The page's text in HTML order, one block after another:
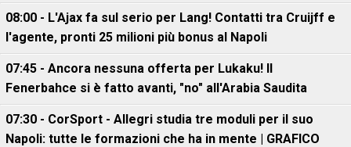
08:00 - L'Ajax fa sul serio per Lang! Contatti tra Cruijff e
l'agente, pronti 25 milioni più bonus al Napoli
07:45 - Ancora nessuna offerta per Lukaku! Il
Fenerbahce si è fatto avanti, "no" all'Arabia Saudita
07:30 - CorSport - Allegri studia tre moduli per il suo
Napoli: tutte le formazioni che ha in mente | GRAFICO